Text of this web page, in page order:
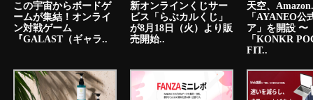
この宇宙からボードゲ
ームが集結！オンライ
ン対戦ゲーム
『GALAST（ギャラ..
新オンラインくじサー
ビス「らぶカルくじ」
が8月18日（火）より販
売開始..
天空、
「AYANEO公
ア」を開設 〜
「KONKR
FIT..